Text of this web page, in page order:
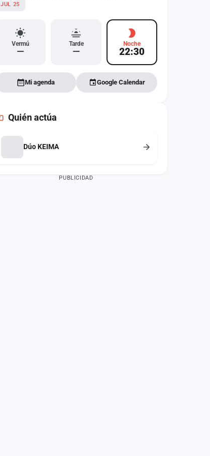
JUL 25
Vermú
—
Tarde
—
Noche
22:30
Mi agenda Google Calendar
Quién actúa
Dúo KEIMA
PUBLICIDAD